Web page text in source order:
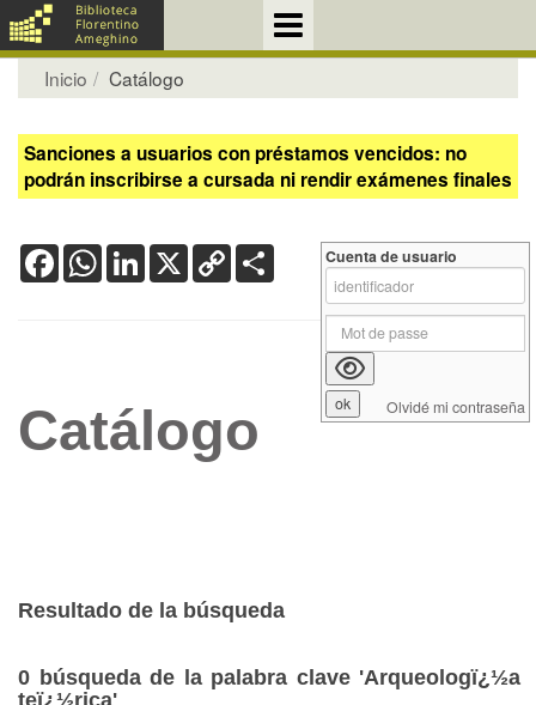
Inicio Catálogo
Sanciones a usuarios con préstamos vencidos: no
podrán inscribirse a cursada ni rendir exámenes finales
FacebookWhatsApp
LinkedIn
X Copy
Link
Catálogo
Resultado de la búsqueda
0 búsqueda de la palabra clave 'Arqueologï¿½a
teï¿½rica'
Cuenta de usuario
Olvidé mi contraseña